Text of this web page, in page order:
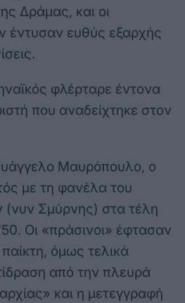
Δράμας, και οι
έντυσαν ευθύς εξαρχής
φλέρταρε έντονα
που αναδείχτηκε στον
Μαυρόπουλο, ο
με τη φανέλα του
Σμύρνης) στα τέλη
Οι «πράσινοι» έφτασαν
όμως τελικά
από την πλευρά
και η μετεγγραφή